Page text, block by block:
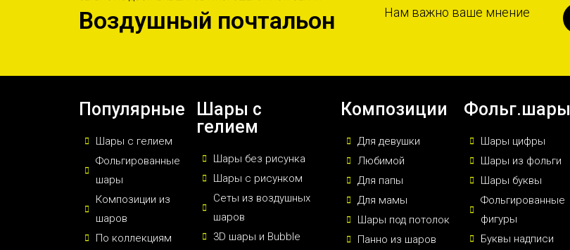
Воздушный почтальон Нам важно ваше мнение
Популярные
Шары с гелием
Фольгированные
шары
Композиции из
шаров
По коллекциям
Шары с
гелием
Шары без рисунка
Шары с рисунком
Сеты из воздушных
шаров
3D шары и Bubble
Композиции
Для девушки
Любимой
Для папы
Для мамы
Шары под потолок
Панно из шаров
Фольг.шары
Шары цифры
Шары из фольги
Шары буквы
Фольгированные
фигуры
Буквы надписи